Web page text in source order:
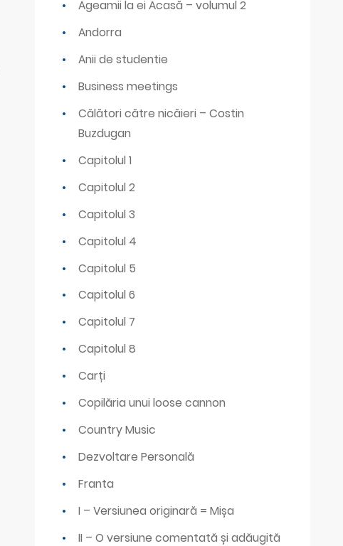
Ageamii la ei Acasă – volumul 2
Andorra
Anii de studentie
Business meetings
Călători către nicăieri – Costin
Buzdugan
Capitolul 1
Capitolul 2
Capitolul 3
Capitolul 4
Capitolul 5
Capitolul 6
Capitolul 7
Capitolul 8
Carți
Copilăria unui loose cannon
Country Music
Dezvoltare Personală
Franta
I – Versiunea originară = Mișa
II – O versiune comentată și adăugită